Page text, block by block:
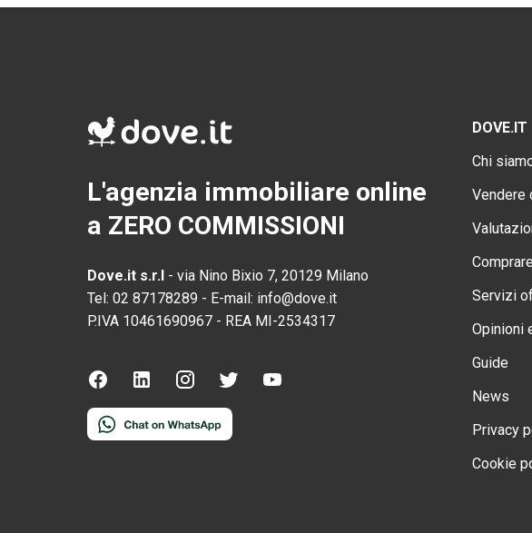
L'agenzia immobiliare online
a ZERO COMMISSIONI
Dove.it s.r.l - via Nino Bixio 7, 20129 Milano
Tel: 02 87178289 - E-mail: info@dove.it
P.IVA 10461690967 - REA MI-2534317
DOVE.IT
Chi
Vendere
Servizi
Opinioni
Guide
News
Privacy
Cookie